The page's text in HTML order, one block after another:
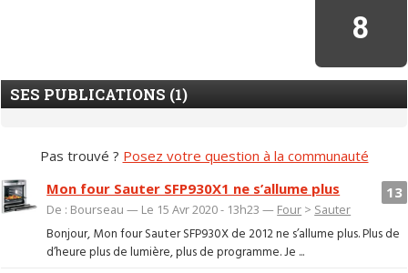
8
SES PUBLICATIONS (1)
Pas trouvé ? Posez votre question à la communauté
13
Mon four Sauter SFP930X1 ne s’allume plus
De : Bourseau — Le 15 Avr 2020 - 13h23 — Four > Sauter
Bonjour, Mon four Sauter SFP930X de 2012 ne s’allume plus. Plus de
d’heure plus de lumière, plus de programme. Je ...